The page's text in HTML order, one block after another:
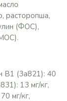
расторопша,
(ФОС),
B1 (3a821): 40
13 мг/кг,
мг/кг,